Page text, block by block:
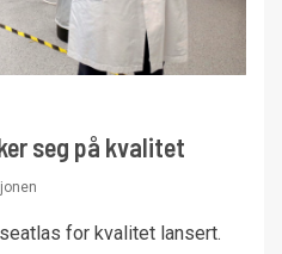
seg på kvalitet
for kvalitet lansert.